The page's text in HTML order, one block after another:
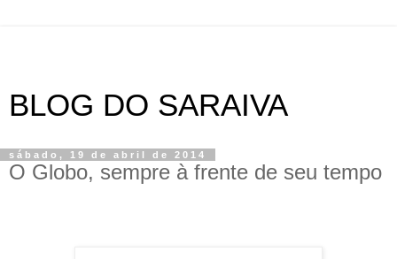
BLOG DO SARAIVA
sábado, 19 de abril de 2014
O Globo, sempre à frente de seu tempo